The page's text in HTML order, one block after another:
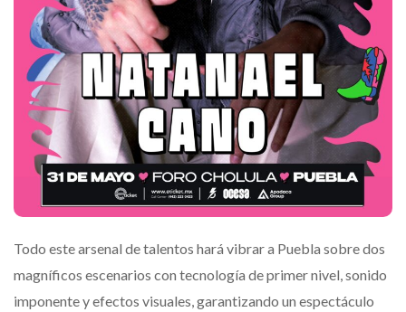
Todo este arsenal de talentos hará vibrar a Puebla sobre dos
magníficos escenarios con tecnología de primer nivel, sonido
imponente y efectos visuales, garantizando un espectáculo